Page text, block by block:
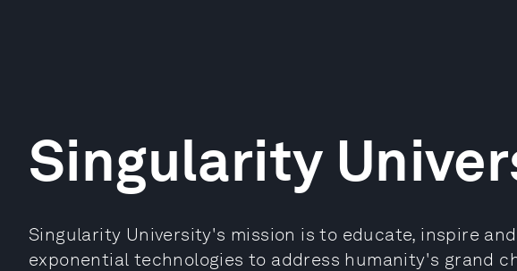
Singularity
Singularity University's mission is to educate, inspire
exponential technologies to address humanity's grand